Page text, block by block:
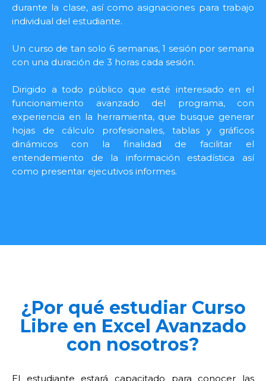
durante la clase, así como asignaciones para trabajo
individual del estudiante.
Un curso de tan solo 6 semanas, 1 sesión por semana
con una duración de 3 horas cada sesión.
Dirigido a todo público que esté interesado en el
funcionamiento avanzado del programa, con
experiencia en la herramienta, que busque generar
hojas de cálculo profesionales, tablas y gráficos
dinámicos con la finalidad de facilitar el
entendemiento de la información estadística así
como presentar ejecutivos informes.
¿Por qué estudiar Curso
Libre en Excel Avanzado
con nosotros?
El estudiante estará capacitado para conocer las